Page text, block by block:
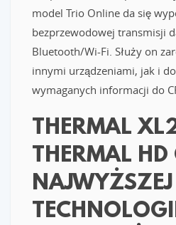
model Trio Online da się
bezprzewodowej transmisji
Bluetooth/Wi-Fi. Służy on
innymi urządzeniami, jak i
wymaganych informacji do
THERMAL
THERMAL